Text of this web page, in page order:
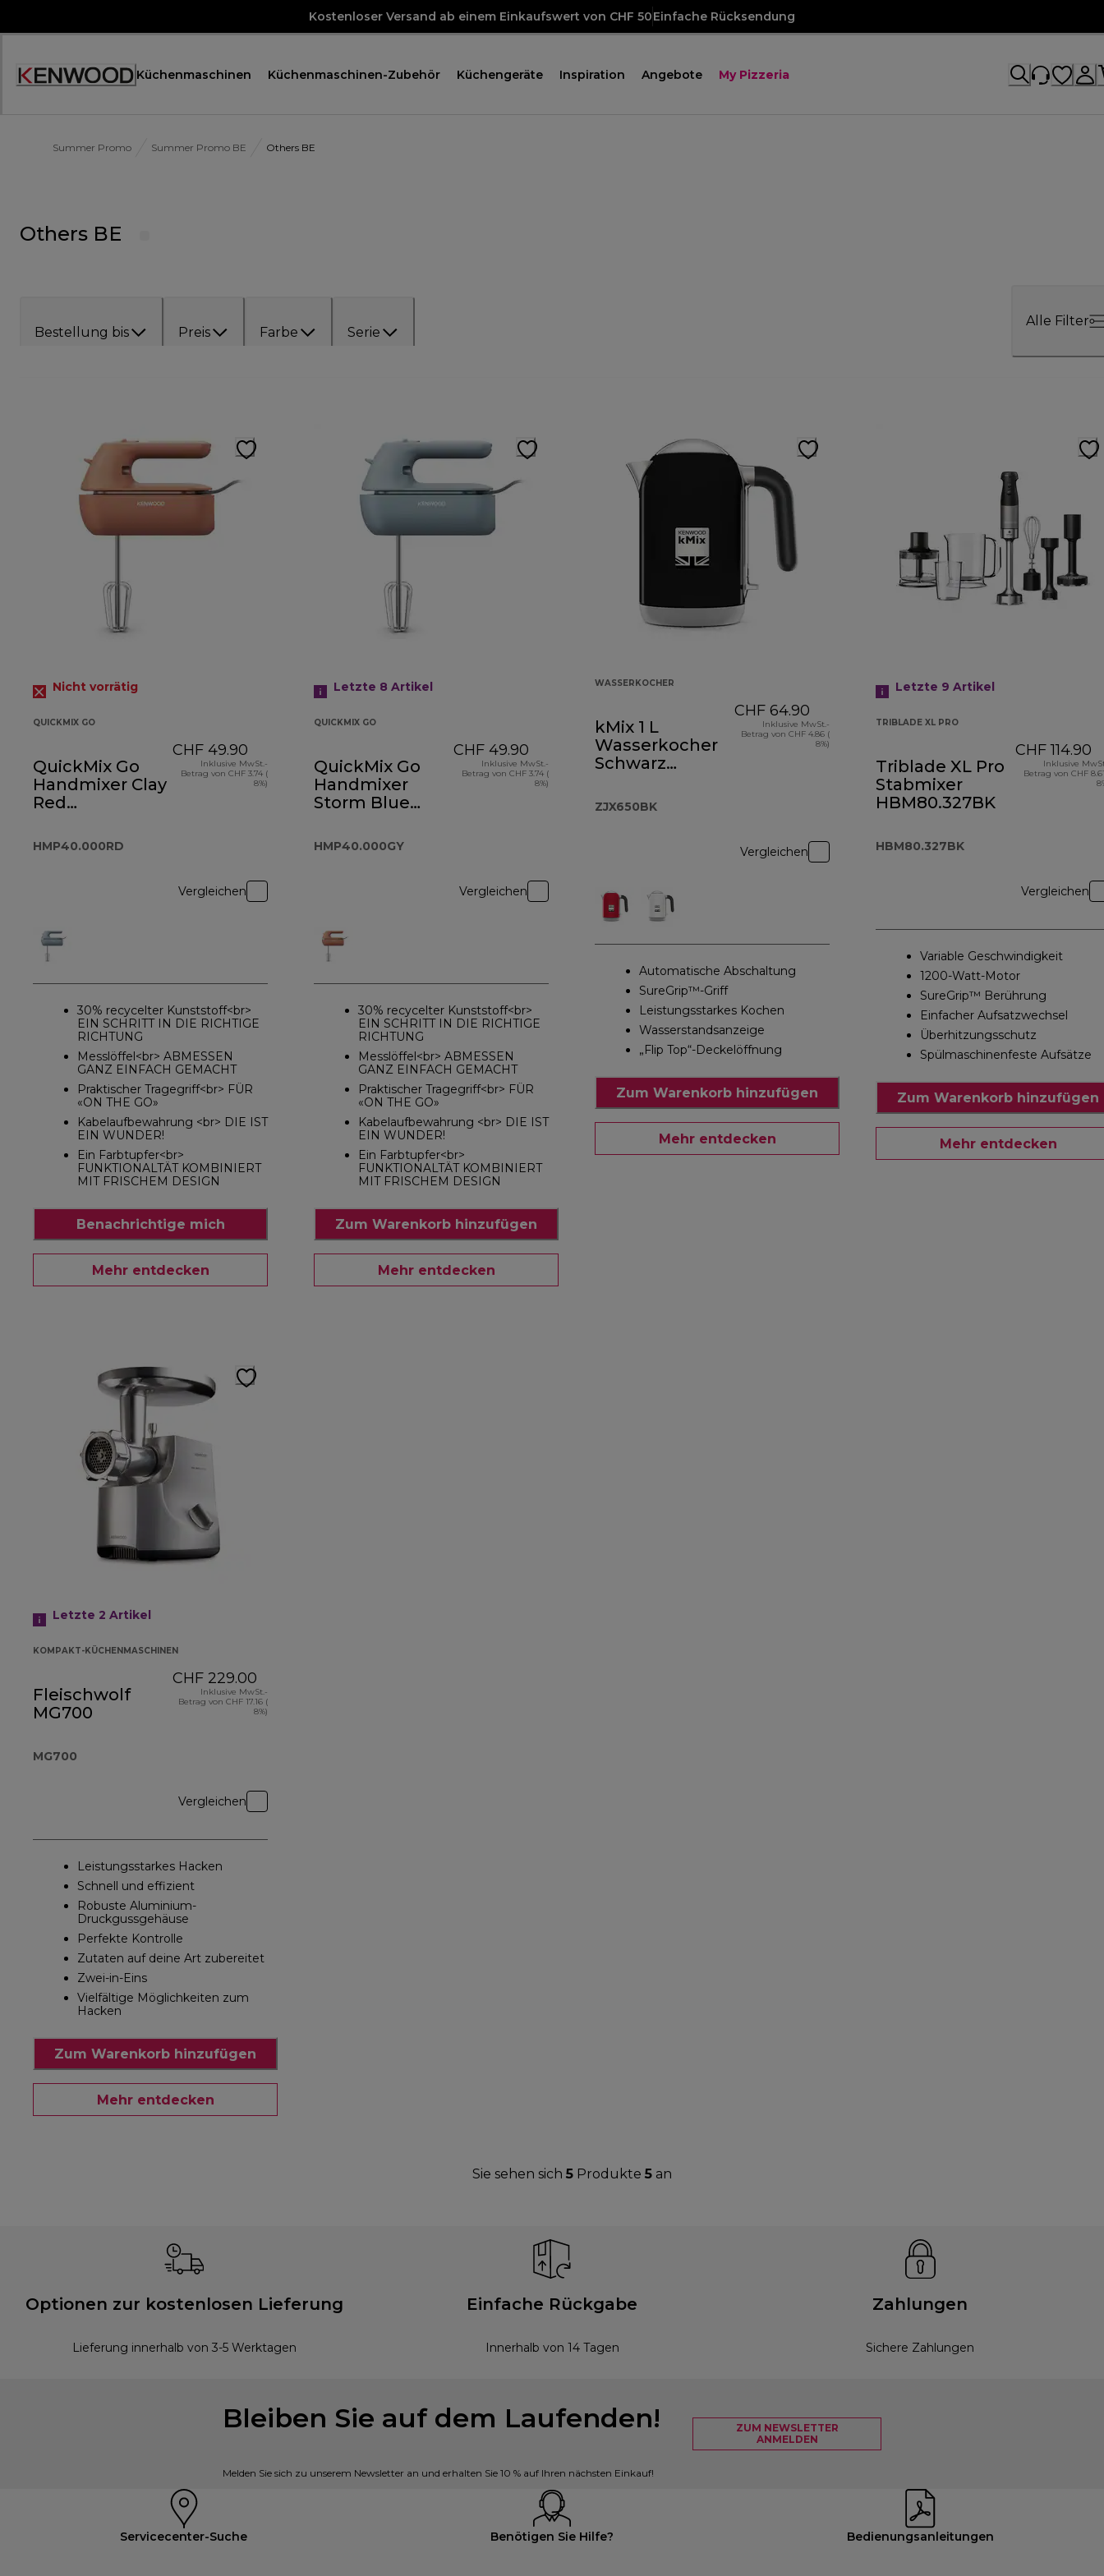
Kostenloser Versand ab einem Einkaufswert von CHF 50Einfache Rücksendung
Accessibility
Küchenmaschinen Küchenmaschinen-Zubehör Küchengeräte Inspiration Angebote My Pizzeria
Summer Promo Summer Promo BE Others BE
Others BE
Bestellung bis Preis Farbe Serie
Alle Filter
Nicht vorrätig
QUICKMIX GO
QuickMix Go
Handmixer Clay
Red
HMP40.000RD
CHF 49.90
Inklusive MwSt.-
Betrag von CHF 3.74 (
8%)
Vergleichen
30% recycelter Kunststoff<br>
EIN SCHRITT IN DIE RICHTIGE
RICHTUNG
Messlöffel<br> ABMESSEN
GANZ EINFACH GEMACHT
Praktischer Tragegriff<br> FÜR
«ON THE GO»
Kabelaufbewahrung <br> DIE IST
EIN WUNDER!
Ein Farbtupfer<br>
FUNKTIONALTÄT KOMBINIERT
MIT FRISCHEM DESIGN
Benachrichtige mich
Mehr entdecken
Letzte 8 Artikel
QUICKMIX GO
QuickMix Go
Handmixer
Storm Blue
HMP40.000GY
CHF 49.90
Inklusive MwSt.-
Betrag von CHF 3.74 (
8%)
Vergleichen
30% recycelter Kunststoff<br>
EIN SCHRITT IN DIE RICHTIGE
RICHTUNG
Messlöffel<br> ABMESSEN
GANZ EINFACH GEMACHT
Praktischer Tragegriff<br> FÜR
«ON THE GO»
Kabelaufbewahrung <br> DIE IST
EIN WUNDER!
Ein Farbtupfer<br>
FUNKTIONALTÄT KOMBINIERT
MIT FRISCHEM DESIGN
Zum Warenkorb hinzufügen
Mehr entdecken
WASSERKOCHER
kMix 1 L
Wasserkocher
Schwarz
ZJX650BK
CHF 64.90
Inklusive MwSt.-
Betrag von CHF 4.86 (
8%)
Vergleichen
Automatische Abschaltung
SureGrip™-Griff
Leistungsstarkes Kochen
Wasserstandsanzeige
„Flip Top“-Deckelöffnung
Zum Warenkorb hinzufügen
Mehr entdecken
Letzte 9 Artikel
TRIBLADE XL PRO
Triblade XL Pro
Stabmixer
HBM80.327BK
HBM80.327BK
CHF 114.90
Inklusive
Betrag von CHF
Vergleichen
Variable Geschwindigkeit
1200-Watt-Motor
SureGrip™ Berührung
Einfacher Aufsatzwechsel
Überhitzungsschutz
Spülmaschinenfeste Aufsätze
Zum Warenkorb hinzufügen
Mehr entdecken
Letzte 2 Artikel
KOMPAKT-KÜCHENMASCHINEN
Fleischwolf
MG700
MG700
CHF 229.00
Inklusive MwSt.-
Betrag von CHF 17.16 (
8%)
Vergleichen
Leistungsstarkes Hacken
Schnell und effizient
Robuste Aluminium-
Druckgussgehäuse
Perfekte Kontrolle
Zutaten auf deine Art zubereitet
Zwei-in-Eins
Vielfältige Möglichkeiten zum
Hacken
Zum Warenkorb hinzufügen
Mehr entdecken
Sie sehen sich 5Produkte 5an
Optionen zur kostenlosen Lieferung
Lieferung innerhalb von 3-5 Werktagen
Einfache Rückgabe
Innerhalb von 14 Tagen
Zahlungen
Sichere Zahlungen
Bleiben Sie auf dem Laufenden!
Melden Sie sich zu unserem Newsletter an und erhalten Sie 10 % auf Ihren nächsten Einkauf!
ZUM NEWSLETTER
ANMELDEN
Servicecenter-Suche Benötigen Sie Hilfe? Bedienungsanleitungen